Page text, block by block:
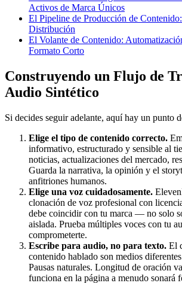
Activos de Marca Únicos
El Pipeline de Producción de
Distribución
El Volante de Contenido:
Formato Corto
Construyendo un Flujo de
Audio Sintético
Si decides seguir adelante, aquí hay un punto
Elige el tipo de contenido correcto.
informativo, estructurado y sensible al
noticias, actualizaciones del mercado,
Guarda la narrativa, la opinión y el
anfitriones humanos.
Elige una voz cuidadosamente.
clonación de voz profesional con
debe coincidir con tu marca — no solo
aislada. Prueba múltiples voces con tu
comprometerte.
Escribe para audio, no para texto. El
contenido hablado son medios
Pausas naturales. Longitud de oración
funciona en la página a menudo sonará